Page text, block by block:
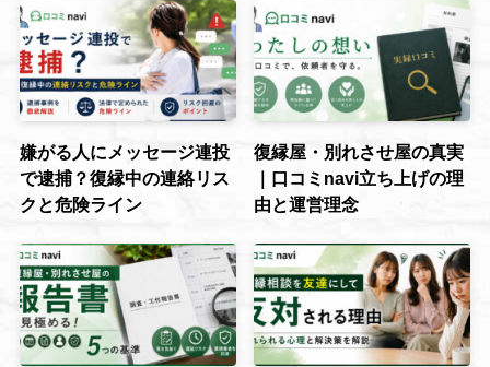
嫌がる人にメッセージ連投
で逮捕？復縁中の連絡リス
クと危険ライン
復縁屋・別れさせ屋の真実
｜口コミnavi立ち上げの理
由と運営理念